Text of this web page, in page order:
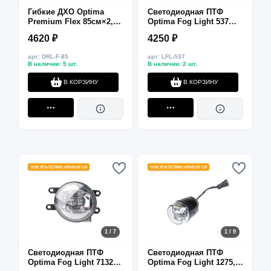
Гибкие ДХО Optima
Premium Flex 85см×2,
12V
4620 ₽
арт: DRL-F-85
В наличии: 5 шт.
В КОРЗИНУ
Светодиодная ПТФ
Optima Fog Light 537
2014), 90мм, 12W, 5500K,
4250 ₽
арт: LFL-537
В наличии: 2 шт.
В КОРЗИНУ
ПОКУПАТЕЛЯМ НРАВИТСЯ
1 / 7
Светодиодная ПТФ
Optima Fog Light 7132
ПОКУПАТЕЛЯМ НРАВИТСЯ
1 / 9
Светодиодная ПТФ
Optima Fog Light 1275,